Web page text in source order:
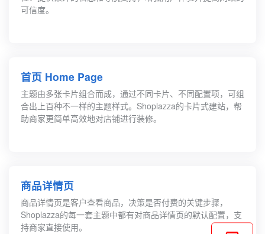
可信度。
首页 Home Page
主题由多张卡片组合而成，通过不同卡片、不同配置项，可组
合出上百种不一样的主题样式。Shoplazza的卡片式建站，帮
助商家更简单高效地对店铺进行装修。
商品详情页
商品详情页是客户查看商品，决策是否付费的关键步骤，
Shoplazza的每一套主题中都有对商品详情页的默认配置，支
持商家直接使用。